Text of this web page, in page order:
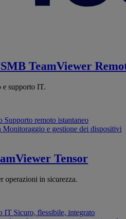
TeamViewer
e supporto IT.
Supporto remoto istantaneo
Monitoraggio e gestione dei dispositivi
Tensor
operazioni in sicurezza.
IT Sicuro, flessibile, integrato